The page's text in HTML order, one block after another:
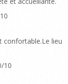
confortable.Le lieu
10